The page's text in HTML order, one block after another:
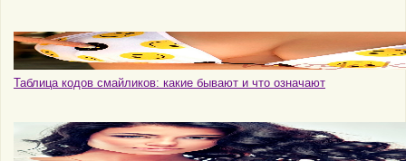
Таблица кодов смайликов: какие бывают и что означают